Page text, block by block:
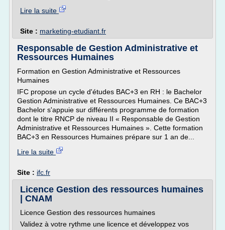
Lire la suite
Site : marketing-etudiant.fr
Responsable de Gestion Administrative et
Ressources Humaines
Formation en Gestion Administrative et Ressources
Humaines
IFC propose un cycle d'études BAC+3 en RH : le Bachelor
Gestion Administrative et Ressources Humaines. Ce BAC+3
Bachelor s'appuie sur différents programme de formation
dont le titre RNCP de niveau II « Responsable de Gestion
Administrative et Ressources Humaines ». Cette formation
BAC+3 en Ressources Humaines prépare sur 1 an de...
Lire la suite
Site : ifc.fr
Licence Gestion des ressources humaines
| CNAM
Licence Gestion des ressources humaines
Validez à votre rythme une licence et développez vos